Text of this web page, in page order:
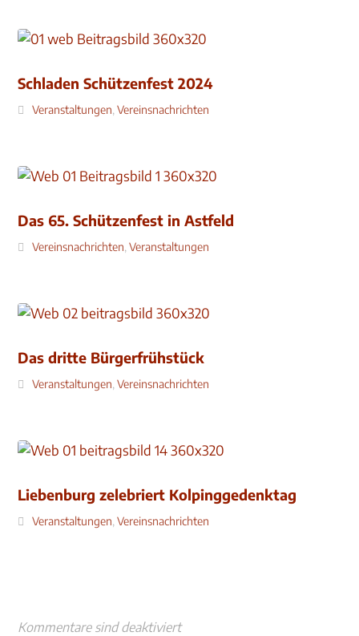
Schladen Schützenfest 2024
Veranstaltungen,Vereinsnachrichten
Das 65. Schützenfest in Astfeld
Vereinsnachrichten,Veranstaltungen
Das dritte Bürgerfrühstück
Veranstaltungen,Vereinsnachrichten
Liebenburg zelebriert Kolpinggedenktag
Veranstaltungen,Vereinsnachrichten
Kommentare sind deaktiviert